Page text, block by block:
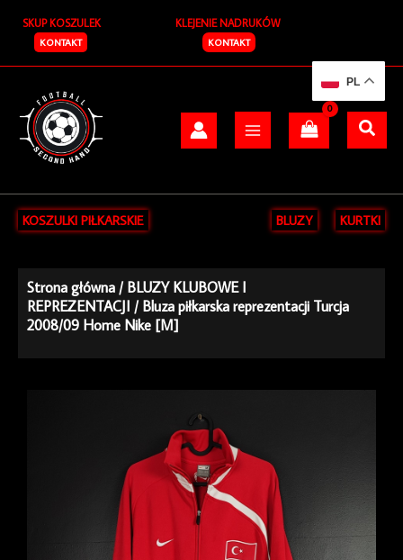
treści
SKUP KOSZULEK
KONTAKT
KLEJENIE NADRUKÓW
KONTAKT
KOSZULKI PIŁKARSKIE BLUZY KURTKI
Strona główna /BLUZY KLUBOWE I
REPREZENTACJI / Bluza piłkarska reprezentacji Turcja
2008/09 Home Nike [M]
PL